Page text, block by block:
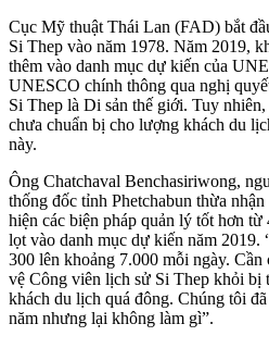
Cục Mỹ thuật Thái Lan (FAD) bắt
Si Thep vào năm 1978. Năm 2019,
thêm vào danh mục dự kiến của
UNESCO chính thông qua nghị
Si Thep là Di sản thế giới. Tuy
chưa chuẩn bị cho lượng khách du
này.
Ông Chatchaval Benchasiriwong,
thống đốc tỉnh Phetchabun thừa
hiện các biện pháp quản lý tốt hơn
lọt vào danh mục dự kiến năm 2019.
300 lên khoảng 7.000 mỗi ngày. Cần
vệ Công viên lịch sử Si Thep khỏi bị
khách du lịch quá đông. Chúng tôi
năm nhưng lại không làm gì”.